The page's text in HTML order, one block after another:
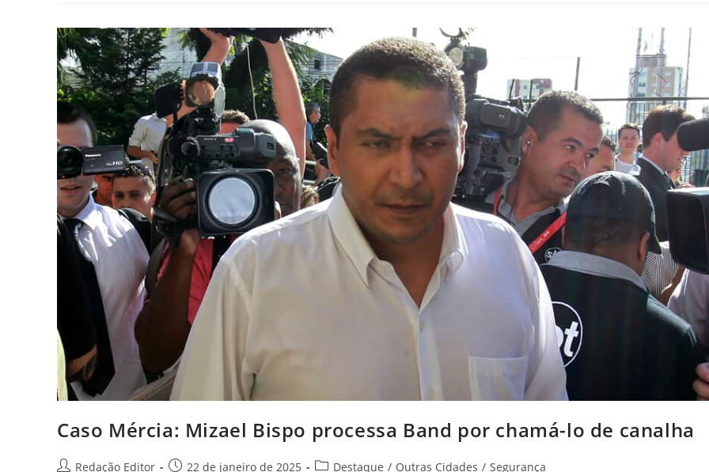
Caso Mércia: Mizael Bispo processa Band por chamá-lo de canalha
Redação Editor 22 de janeiro de 2025 Destaque / Outras Cidades / Segurança